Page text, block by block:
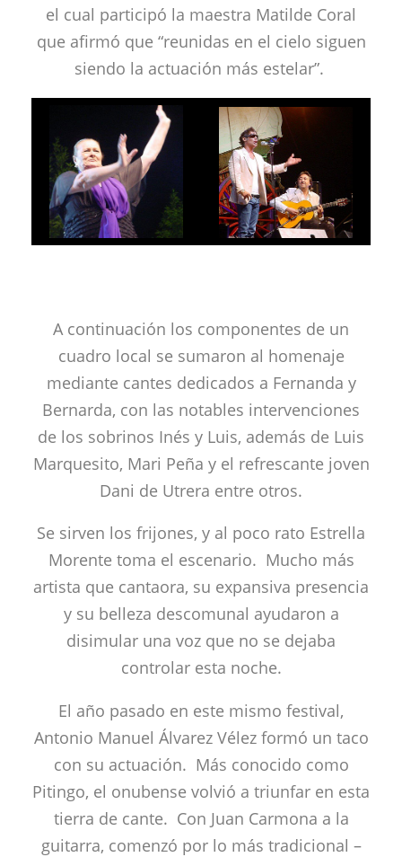
el cual participó la maestra Matilde Coral
que afirmó que “reunidas en el cielo siguen
siendo la actuación más estelar”.
A continuación los componentes de un
cuadro local se sumaron al homenaje
mediante cantes dedicados a Fernanda y
Bernarda, con las notables intervenciones
de los sobrinos Inés y Luis, además de Luis
Marquesito, Mari Peña y el refrescante joven
Dani de Utrera entre otros.
Se sirven los frijones, y al poco rato Estrella
Morente toma el escenario. Mucho más
artista que cantaora, su expansiva presencia
y su belleza descomunal ayudaron a
disimular una voz que no se dejaba
controlar esta noche.
El año pasado en este mismo festival,
Antonio Manuel Álvarez Vélez formó un taco
con su actuación. Más conocido como
Pitingo, el onubense volvió a triunfar en esta
tierra de cante. Con Juan Carmona a la
guitarra, comenzó por lo más tradicional –